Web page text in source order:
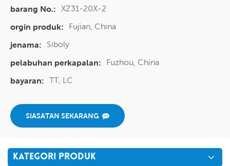
barang No.: XZ31-20X-2
orgin produk:
Fujian, China
jenama:
Siboly
pelabuhan perkapalan:
Fuzhou, China
bayaran: TT, LC
SIASATAN SEKARANG
KATEGORI PRODUK